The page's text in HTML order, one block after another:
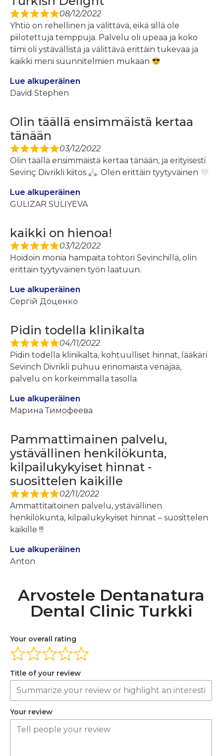
08/12/2022
Yhtiö on rehellinen ja välittävä, eikä sillä ole
piilotettuja temppuja. Palvelu oli upeaa ja koko
tiimi oli ystävällistä ja välittävä erittäin tukevaa ja
kaikki meni suunnitelmien mukaan
Lue alkuperäinen
David Stephen
Olin täällä ensimmäistä kertaa
tänään
03/12/2022
Olin täällä ensimmäistä kertaa tänään, ja erityisesti
Sevinç Divrikli kiitos
. Olen erittäin tyytyväinen
Lue alkuperäinen
GULIZAR SULIYEVA
kaikki on hienoa!
03/12/2022
Hoidoin monia hampaita tohtori Sevinchillä, olin
erittäin tyytyväinen työn laatuun.
Lue alkuperäinen
Сергій Доценко
Pidin todella klinikalta
04/11/2022
Pidin todella klinikalta, kohtuulliset hinnat, lääkäri
Sevinch Divrikli puhuu erinomaista venäjää,
palvelu on korkeimmalla tasolla.
Lue alkuperäinen
Марина Тимофеева
Рammattimainen palvelu,
ystävällinen henkilökunta,
kilpailukykyiset hinnat -
suosittelen kaikille
02/11/2022
Ammattitaitoinen palvelu, ystävällinen
henkilökunta, kilpailukykyiset hinnat – suosittelen
kaikille !!!
Lue alkuperäinen
Аnton
Arvostele Dentanatura
Dental Clinic Turkki
Your overall rating
Title of your review
Your review